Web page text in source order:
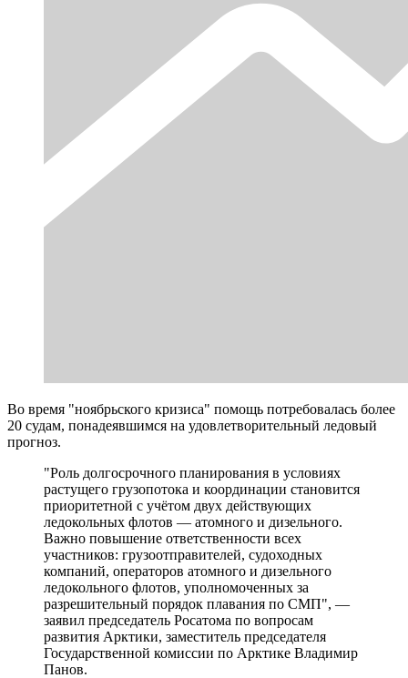
Во время "ноябрьского кризиса" помощь потребовалась более
20 судам, понадеявшимся на удовлетворительный ледовый
прогноз.
"Роль долгосрочного планирования в условиях
растущего грузопотока и координации становится
приоритетной с учётом двух действующих
ледокольных флотов — атомного и дизельного.
Важно повышение ответственности всех
участников: грузоотправителей, судоходных
компаний, операторов атомного и дизельного
ледокольного флотов, уполномоченных за
разрешительный порядок плавания по СМП", —
заявил председатель Росатома по вопросам
развития Арктики, заместитель председателя
Государственной комиссии по Арктике Владимир
Панов.